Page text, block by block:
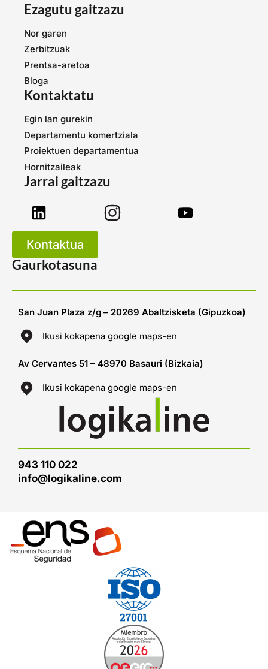
Ezagutu gaitzazu
Nor garen
Zerbitzuak
Prentsa-aretoa
Bloga
Kontaktatu
Egin lan gurekin
Departamentu komertziala
Proiektuen departamentua
Hornitzaileak
Jarrai gaitzazu
Kontaktua
Gaurkotasuna
San Juan Plaza z/g – 20269 Abaltzisketa (Gipuzkoa)
Ikusi kokapena google maps-en
Av Cervantes 51 – 48970 Basauri (Bizkaia)
Ikusi kokapena google maps-en
943 110 022
info@logikaline.com